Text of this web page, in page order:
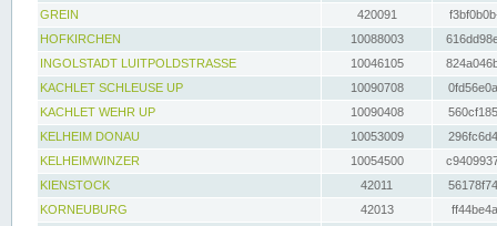
GREIN
420091
HOFKIRCHEN
10088003
INGOLSTADT LUITPOLDSTRASSE
10046105
KACHLET SCHLEUSE UP
10090708
KACHLET WEHR UP
10090408
KELHEIM DONAU
10053009
KELHEIMWINZER
10054500
KIENSTOCK
42011
KORNEUBURG
42013